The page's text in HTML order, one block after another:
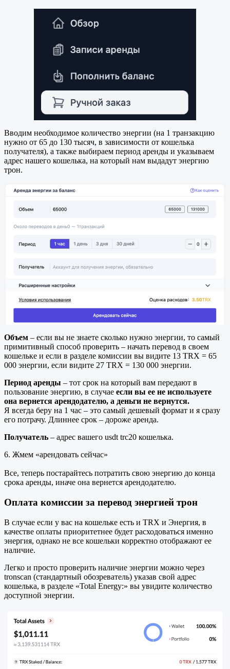
Вводим необходимое количество энергии (на 1 транзакцию
нужно от 65 до 130 тысяч, в зависимости от кошелька
получателя), а также выбираем период аренды и указываем
адрес нашего кошелька, на который нам выдадут энергию
трон.
Объем – если вы не знаете сколько нужно энергии, то самый
примитивный способ проверить – начать перевод в своем
кошельке и если в разделе комиссии вы видите 13 TRX = 65
000 энергии, если видите 27 TRX = 130 000 энергии.
Период аренды – тот срок на который вам передают в
пользование энергию, в случае если вы ее не используете
она вернется арендодателю, а деньги не вернутся.
Я всегда беру на 1 час – это самый дешевый формат и я сразу
его потрачу. Длиннее срок – дороже аренда.
Получатель – адрес вашего usdt trc20 кошелька.
6. Жмем «арендовать сейчас»
Все, теперь постарайтесь потратить свою энергию до конца
срока аренды, иначе она вернется арендодателю.
Оплата комиссии за перевод энергией трон
В случае если у вас на кошельке есть и TRX и Энергия, в
качестве оплаты приоритетнее будет расходоваться именно
энергия, однако не все кошельки корректно отображают ее
наличие.
Легко и просто проверить наличие энергии можно через
tronscan (стандартный обозреватель) указав свой адрес
кошелька, в разделе «Total Energy:» вы увидите количество
доступной энергии.